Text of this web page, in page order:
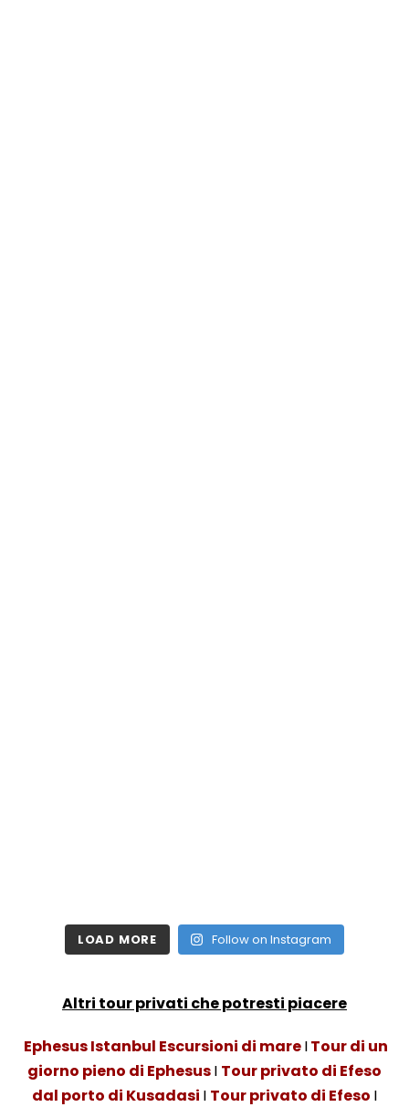
LOAD MORE Follow on Instagram
Altri tour privati che potresti piacere
Ephesus Istanbul Escursioni di mareITour di un
giorno pieno di EphesusI Tour privato di Efeso
dal porto di Kusadasi I Tour privato di Efeso I